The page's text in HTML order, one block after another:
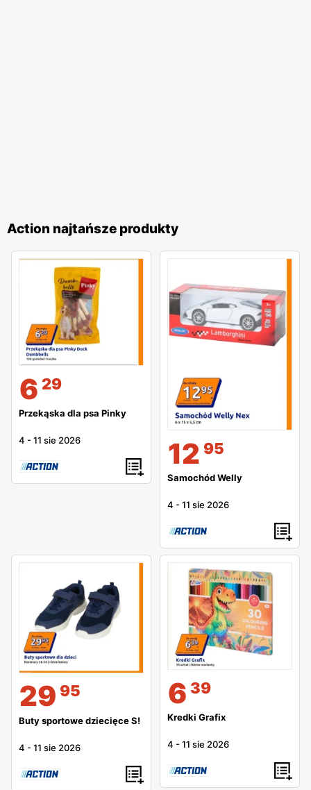
Action najtańsze produkty
6 29
Przekąska dla psa Pinky
4 -11 sie 2026 12 95
Samochód Welly
4 -11 sie 2026
29 95
Buty sportowe dziecięce S!
4 -11 sie 2026
6 39
Kredki Grafix
4 -11 sie 2026